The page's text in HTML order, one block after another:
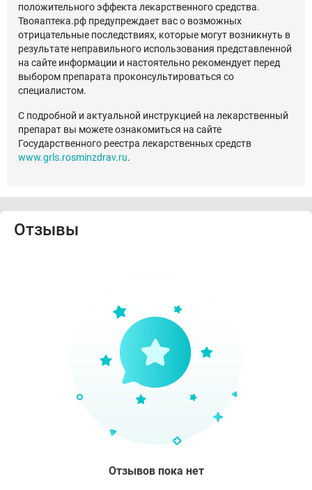
положительного эффекта лекарственного средства.
Твояаптека.рф предупреждает вас о возможных
отрицательные последствиях, которые могут возникнуть в
результате неправильного использования представленной
на сайте информации и настоятельно рекомендует перед
выбором препарата проконсультироваться со
специалистом.
С подробной и актуальной инструкцией на лекарственный
препарат вы можете ознакомиться на сайте
Государственного реестра лекарственных средств
www.grls.rosminzdrav.ru.
Отзывы
Отзывов пока нет